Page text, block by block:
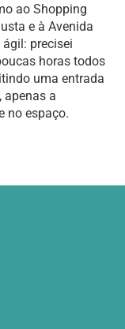
ao Shopping
e à Avenida
precisei
horas todos
uma entrada
apenas a
no espaço.